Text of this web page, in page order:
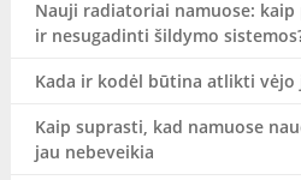
Nauji radiatoriai namuose:
ir nesugadinti šildymo
Kada ir kodėl būtina atlikti vėjo
Kaip suprasti, kad namuose
jau nebeveikia